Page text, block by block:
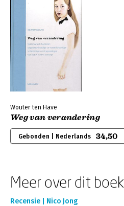
Wouter ten Have
Weg van verandering
Gebonden | Nederlands 34,50
Meer over dit boek
Recensie | Nico Jong